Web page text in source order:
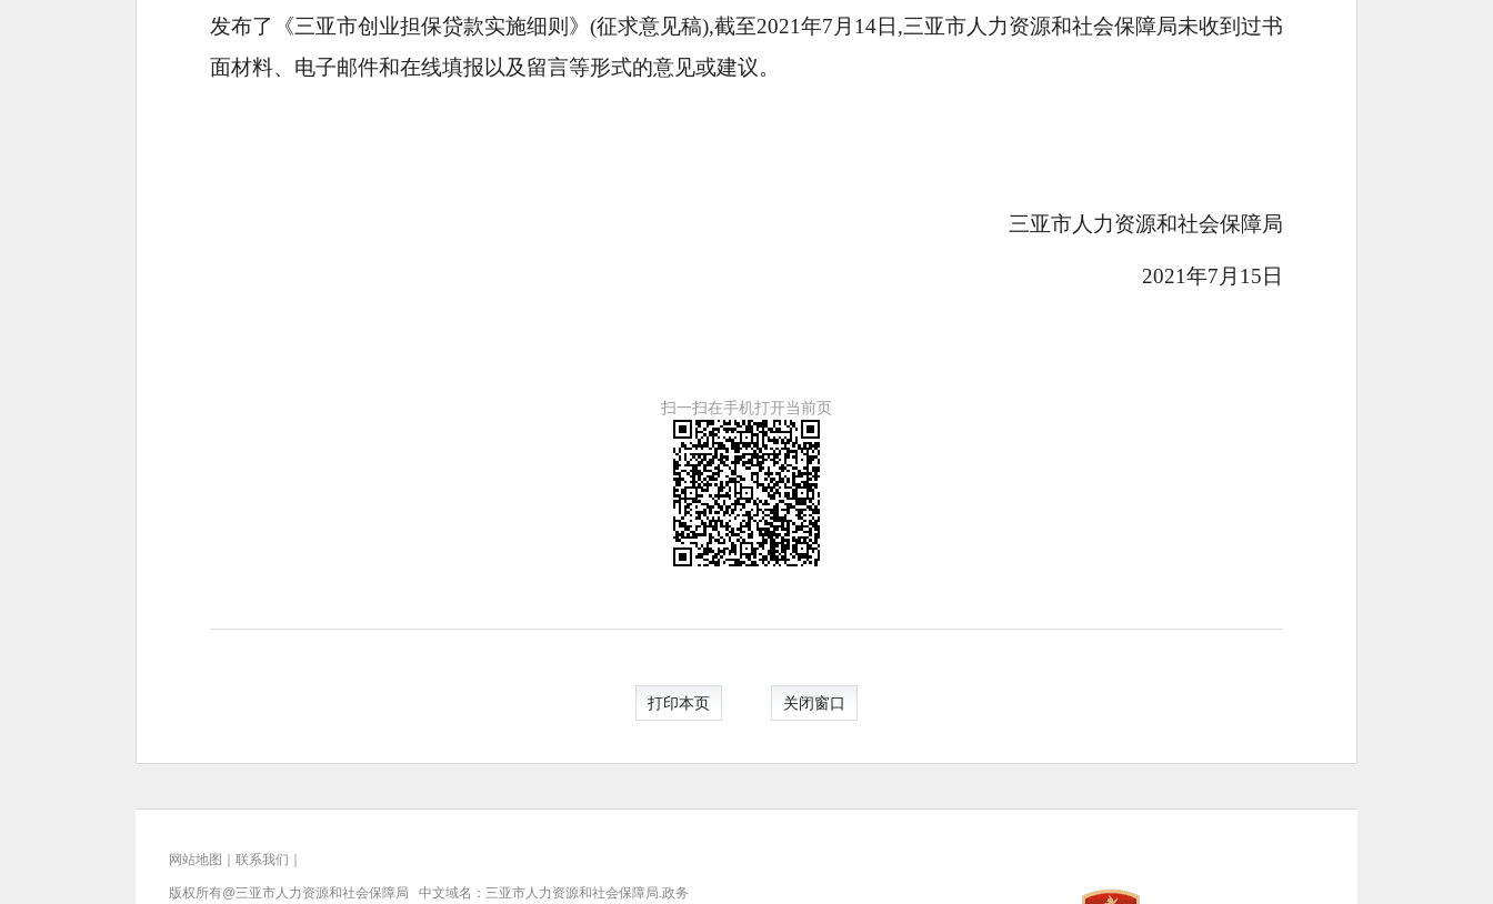
发布了《三亚市创业担保贷款实施细则》(征求意见稿),截至2021年7月14日,三亚市人力资源和社会保障局未收到过书
面材料、电子邮件和在线填报以及留言等形式的意见或建议。
三亚市人力资源和社会保障局
2021年7月15日
扫一扫在手机打开当前页
打印本页 关闭窗口
网站地图 联系我们
版权所有@三亚市人力资源和社会保障局 中文域名：三亚市人力资源和社会保障局.政务